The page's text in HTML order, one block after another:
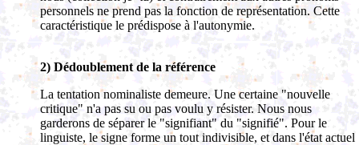
personnels ne prend pas la fonction de représentation. Cette
caractéristique le prédispose à l'autonymie.
2) Dédoublement de la référence
La tentation nominaliste demeure. Une certaine "nouvelle
critique" n'a pas su ou pas voulu y résister. Nous nous
garderons de séparer le "signifiant" du "signifié". Pour le
linguiste, le signe forme un tout indivisible, et dans l'état actuel